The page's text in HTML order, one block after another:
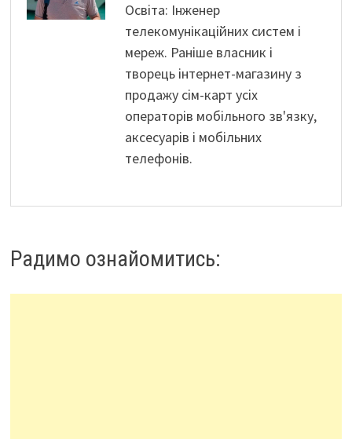
Освіта: Інженер
телекомунікаційних систем і
мереж. Раніше власник і
творець інтернет-магазину з
продажу сім-карт усіх
операторів мобільного зв'язку,
аксесуарів і мобільних
телефонів.
Радимо ознайомитись: